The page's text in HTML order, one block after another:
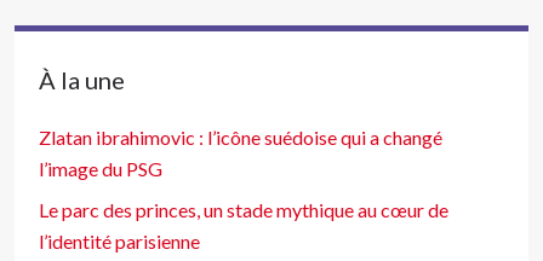
À la une
Zlatan ibrahimovic : l’icône suédoise qui a changé
l’image du PSG
Le parc des princes, un stade mythique au cœur de
l’identité parisienne